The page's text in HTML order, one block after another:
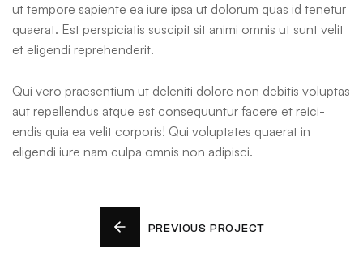
ut tempore sapiente ea iure ipsa ut dolorum quas id tenetur
quaerat. Est perspiciatis suscipit sit animi omnis ut sunt velit
et eligendi reprehenderit.
Qui vero praesentium ut deleniti dolore non debitis voluptas
aut repellendus atque est consequuntur facere et reici-
endis quia ea velit corporis! Qui voluptates quaerat in
eligendi iure nam culpa omnis non adipisci.
PREVIOUS PROJECT